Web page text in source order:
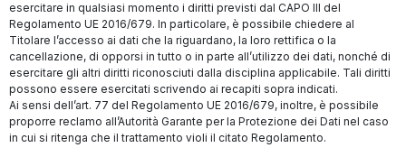
esercitare in qualsiasi momento i diritti previsti dal CAPO III del
Regolamento UE 2016/679. In particolare, è possibile chiedere al
Titolare l’accesso ai dati che la riguardano, la loro rettifica o la
cancellazione, di opporsi in tutto o in parte all’utilizzo dei dati, nonché di
esercitare gli altri diritti riconosciuti dalla disciplina applicabile. Tali diritti
possono essere esercitati scrivendo ai recapiti sopra indicati.
Ai sensi dell’art. 77 del Regolamento UE 2016/679, inoltre, è possibile
proporre reclamo all’Autorità Garante per la Protezione dei Dati nel caso
in cui si ritenga che il trattamento violi il citato Regolamento.